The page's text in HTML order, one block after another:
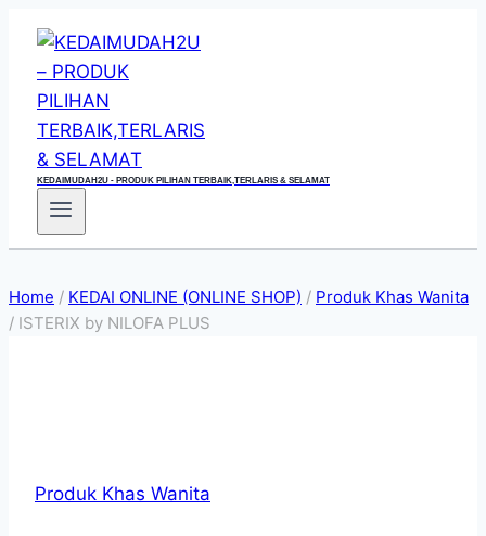
content
KEDAIMUDAH2U - PRODUK PILIHAN TERBAIK,TERLARIS & SELAMAT
Home / KEDAI ONLINE (ONLINE SHOP) / Produk Khas Wanita
/ ISTERIX by NILOFA PLUS
Produk Khas Wanita